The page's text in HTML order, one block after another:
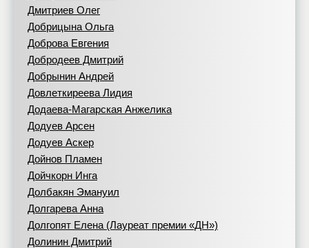
Дмитриев Олег
Добрицына Ольга
Доброва Евгения
Добродеев Дмитрий
Добрынин Андрей
Довлеткиреева Лидия
Додаева-Магарская Анжелика
Додуев Арсен
Додуев Аскер
Дойнов Пламен
Дойчкорн Инга
Долбакян Эмануил
Долгарева Анна
Долгопят Елена (Лауреат премии «ДН»)
Долинин Дмитрий